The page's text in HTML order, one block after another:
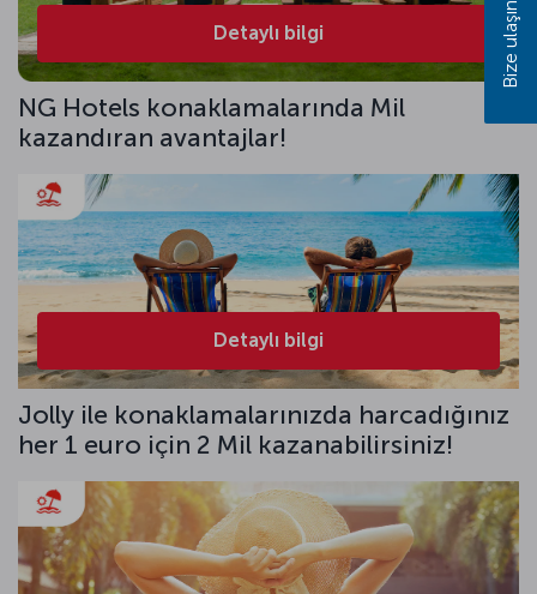
Detaylı bilgi
NG Hotels konaklamalarında Mil
kazandıran avantajlar!
Detaylı bilgi
Jolly ile konaklamalarınızda harcadığınız
her 1 euro için 2 Mil kazanabilirsiniz!
Bize ulaşın